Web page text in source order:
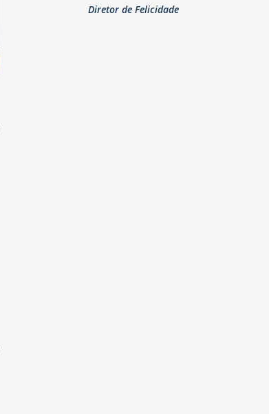
Diretor de Felicidade